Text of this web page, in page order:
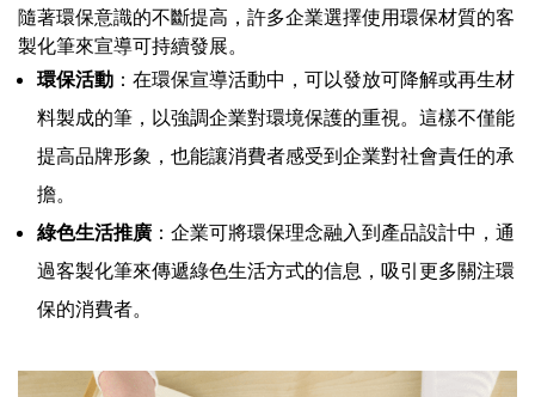
隨著環保意識的不斷提高，許多企業選擇使用環保材質的客
製化筆來宣導可持續發展。
環保活動 ：在環保宣導活動中，可以發放可降解或再生材
料製成的筆，以強調企業對環境保護的重視。這樣不僅能
提高品牌形象，也能讓消費者感受到企業對社會責任的承
擔。
綠色生活推廣 ：企業可將環保理念融入到產品設計中，通
過客製化筆來傳遞綠色生活方式的信息，吸引更多關注環
保的消費者。